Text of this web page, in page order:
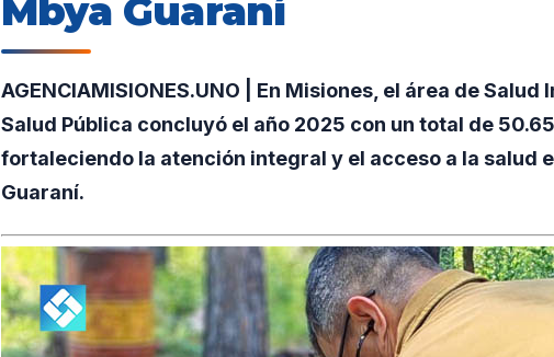
Mbya Guaraní
AGENCIAMISIONES.UNO | En Misiones, el área de
Salud Pública concluyó el año 2025 con un total de
fortaleciendo la atención integral y el acceso a la salud
Guaraní.